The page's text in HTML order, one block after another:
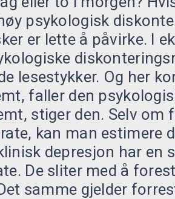
psykologisk
er lette å påvirke. I
lesestykker. Og her
faller den
stiger den. Selv om
kan man estimere
depresjon har
De sliter med å
samme gjelder